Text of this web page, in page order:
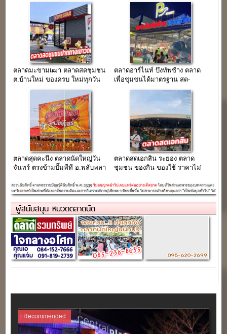
ตลาดมะขามเฒ่า ตลาดสดชุมชน
ต.บ้านใหม่ ของครบ ใหม่ทุกวัน
ตลาดอาร์ไนท์ บึงทัพช้าง ตลาด
เพื่อชุมชนได้มาตรฐาน สด-
ตลาดสุดคะนึง ตลาดนัดใหญ่วัน
จันทร์ ตรงข้ามปั๊มพีที อ.พลับพลา
ตลาดสดเอกสิน ระยอง ตลาด
ชุมชน ของกิน-ของใช้ ราคาไม่
100 บาท)
ผู้สนับสนุน หมวดตลาดนัด
Recommended